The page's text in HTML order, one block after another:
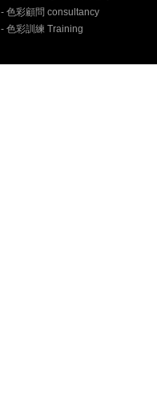
- 色彩顧問 consultancy
- 色彩訓練 Training